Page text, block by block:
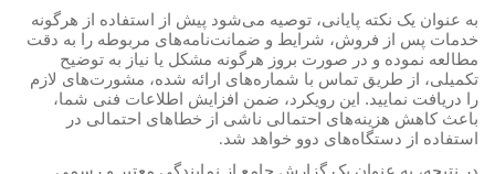
به عنوان یک نکته پایانی، توصیه می‌شود پیش از استفاده از هرگونه
خدمات پس از فروش، شرایط و ضمانت‌نامه‌های مربوطه را به دقت
مطالعه نموده و در صورت بروز هرگونه مشکل یا نیاز به توضیح
تکمیلی، از طریق تماس با شماره‌های ارائه شده، مشورت‌های لازم
را دریافت نمایید. این رویکرد، ضمن افزایش اطلاعات فنی شما،
باعث کاهش هزینه‌های احتمالی ناشی از خطاهای احتمالی در
استفاده از دستگاه‌های دوو خواهد شد.
در نتیجه، به عنوان یک گزارش جامع از نمایندگی معتبر و رسمی